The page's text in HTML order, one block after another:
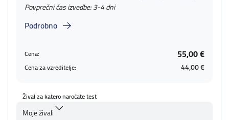
Povprečni čas izvedbe: 3-4 dni
Podrobno
Cena: 55,00 €
Cena za vzreditelje: 44,00 €
Žival za katero naročate test
Moje živali